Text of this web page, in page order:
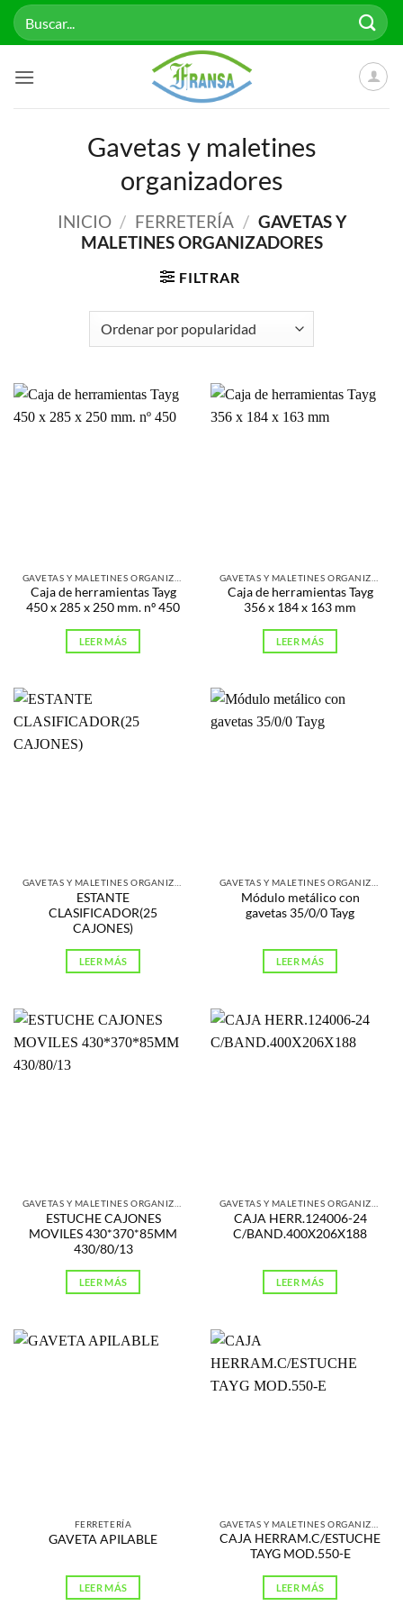
Saltar
Buscar
por:
Gavetas y maletines
organizadores
INICIO / FERRETERÍA / GAVETAS Y
MALETINES ORGANIZADORES
FILTRAR
Caja de herramientas Tayg
450 x 285 x 250 mm. nº 450
LEER MÁS
Caja de herramientas Tayg
356 x 184 x 163 mm
LEER MÁS
ESTANTE
CLASIFICADOR(25
CAJONES)
LEER MÁS
Módulo metálico con
gavetas 35/0/0 Tayg
LEER MÁS
ESTUCHE CAJONES
MOVILES 430*370*85MM
430/80/13
LEER MÁS
CAJA HERR.124006-24
C/BAND.400X206X188
LEER MÁS
FERRETERÍA
GAVETA APILABLE
LEER MÁS
CAJA HERRAM.C/ESTUCHE
TAYG MOD.550-E
LEER MÁS